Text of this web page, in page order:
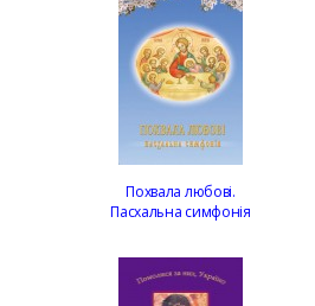
Похвала любові.
Пасхальна симфонія